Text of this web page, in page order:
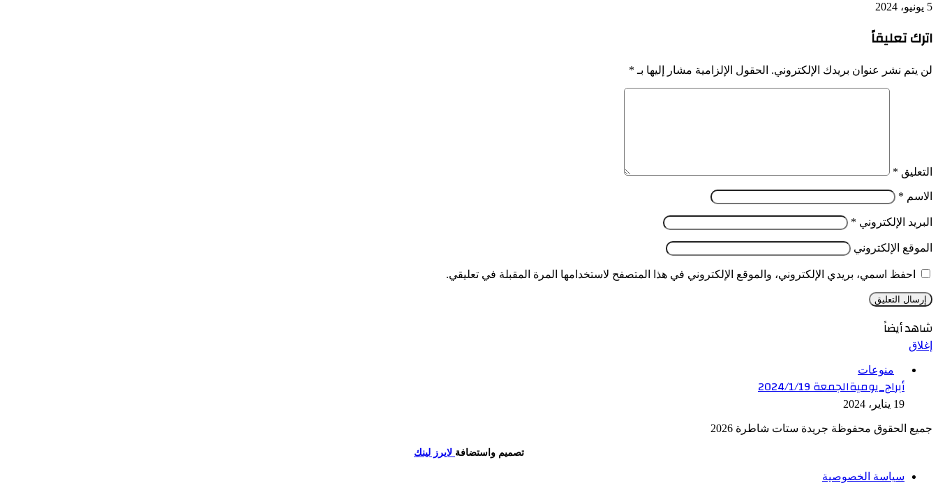
5 يونيو، 2024
اترك تعليقاً
لن يتم نشر عنوان بريدك الإلكتروني. الحقول الإلزامية مشار إليها بـ *
التعليق *
الاسم *
البريد الإلكتروني *
الموقع الإلكتروني
احفظ اسمي، بريدي الإلكتروني، والموقع الإلكتروني في هذا المتصفح لاستخدامها المرة المقبلة في تعليقي.
شاهد أيضاً
إغلاق
منوعات
أبراج_يوميةالجمعة 2024/1/19
19 يناير، 2024
جميع الحقوق محفوظة جريدة ستات شاطرة 2026
تصميم واستضافة لايرز لينك
سياسة الخصوصية